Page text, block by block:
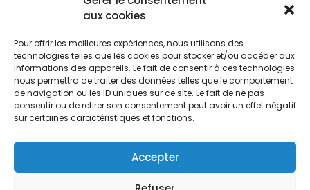
aux cookies
Pour offrir les meilleures expériences, nous utilisons des
technologies telles que les cookies pour stocker et/ou accéder aux
informations des appareils. Le fait de consentir à ces technologies
nous permettra de traiter des données telles que le comportement
de navigation ou les ID uniques sur ce site. Le fait de ne pas
consentir ou de retirer son consentement peut avoir un effet négatif
sur certaines caractéristiques et fonctions.
Accepter
Tél. 450 546-2703
Restez informés
Abonnez-vous aux alertes municipales
Je m'abonne